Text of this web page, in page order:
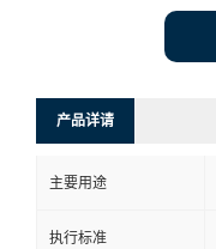
产品详请
主要用途
执行标准